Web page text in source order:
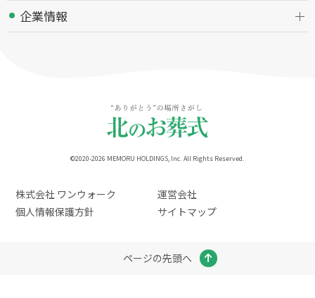
企業情報
©2020-2026 MEMORU HOLDINGS, Inc. All Rights Reserved.
株式会社 ワンウォーク
運営会社
個人情報保護方針
サイトマップ
ページの先頭へ